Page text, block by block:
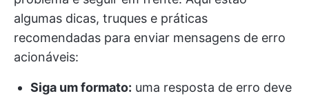
algumas dicas, truques e práticas
recomendadas para enviar mensagens de erro
acionáveis:
Siga um formato: uma resposta de erro deve